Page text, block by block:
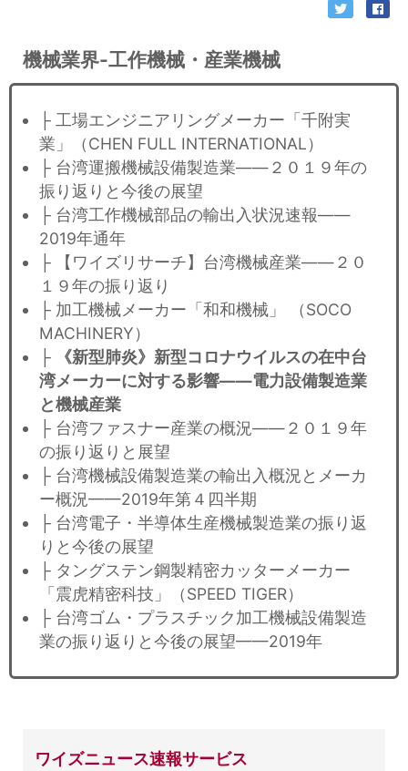
機械業界-工作機械・産業機械
├ 工場エンジニアリングメーカー「千附実
業」（CHEN FULL INTERNATIONAL）
├ 台湾運搬機械設備製造業——２０１９年の
振り返りと今後の展望
├ 台湾工作機械部品の輸出入状況速報——
2019年通年
├ 【ワイズリサーチ】台湾機械産業——２０
１９年の振り返り
├ 加工機械メーカー「和和機械」 （SOCO
MACHINERY）
├
《新型肺炎》新型コロナウイルスの在中台
湾メーカーに対する影響——電力設備製造業
と機械産業
├ 台湾ファスナー産業の概況——２０１９年
の振り返りと展望
├ 台湾機械設備製造業の輸出入概況とメーカ
ー概況——2019年第４四半期
├ 台湾電子・半導体生産機械製造業の振り返
りと今後の展望
├ タングステン鋼製精密カッターメーカー
「震虎精密科技」（SPEED TIGER）
├ 台湾ゴム・プラスチック加工機械設備製造
業の振り返りと今後の展望——2019年
ワイズニュース速報サービス